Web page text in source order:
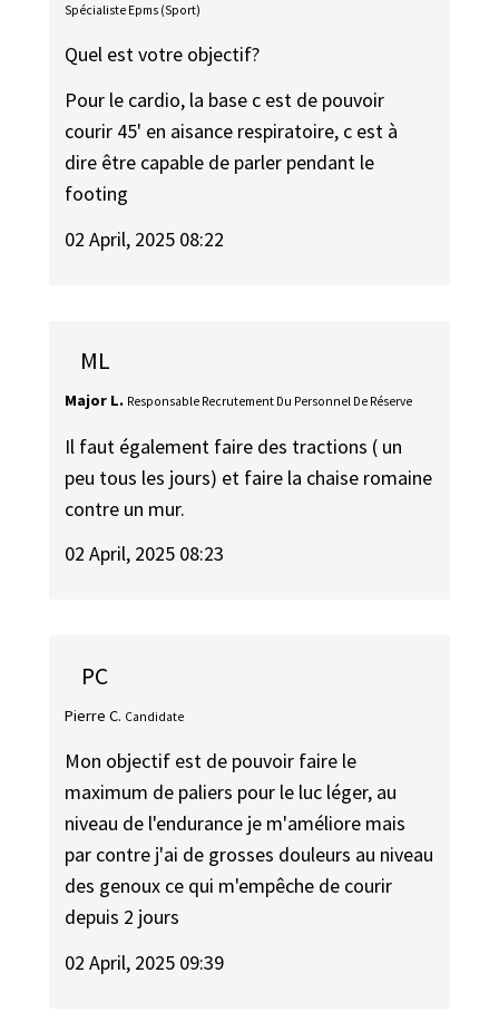
Spécialiste Epms (Sport)
Quel est votre objectif?
Pour le cardio, la base c est de pouvoir
courir 45' en aisance respiratoire, c est à
dire être capable de parler pendant le
footing
02 April, 2025 08:22
ML
Major L. Responsable Recrutement Du Personnel De Réserve
Il faut également faire des tractions ( un
peu tous les jours) et faire la chaise romaine
contre un mur.
02 April, 2025 08:23
PC
Pierre C. Candidate
Mon objectif est de pouvoir faire le
maximum de paliers pour le luc léger, au
niveau de l'endurance je m'améliore mais
par contre j'ai de grosses douleurs au niveau
des genoux ce qui m'empêche de courir
depuis 2 jours
02 April, 2025 09:39